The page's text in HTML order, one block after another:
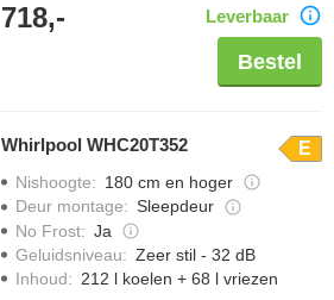
718,- Leverbaar
Bestel
Whirlpool WHC20T352 E
Nishoogte: 180 cm en hoger
Deur montage: Sleepdeur
No Frost: Ja
Geluidsniveau: Zeer stil - 32 dB
Inhoud: 212 l koelen + 68 l vriezen